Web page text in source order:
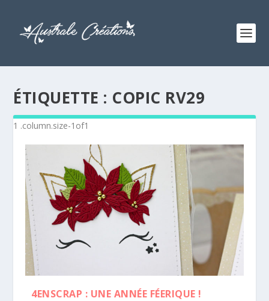
ÉTIQUETTE : COPIC RV29
4ENSCRAP : UNE ANNÉE FÉERIQUE !